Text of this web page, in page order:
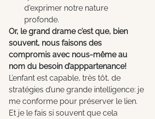
d'exprimer notre nature
profonde.
Or, le grand drame c’est que, bien
souvent, nous faisons des
compromis avec nous-même au
nom du besoin d’apppartenance!
L’enfant est capable, très tôt, de
stratégies d’une grande intelligence: je
me conforme pour préserver le lien.
Et je le fais si souvent que cela